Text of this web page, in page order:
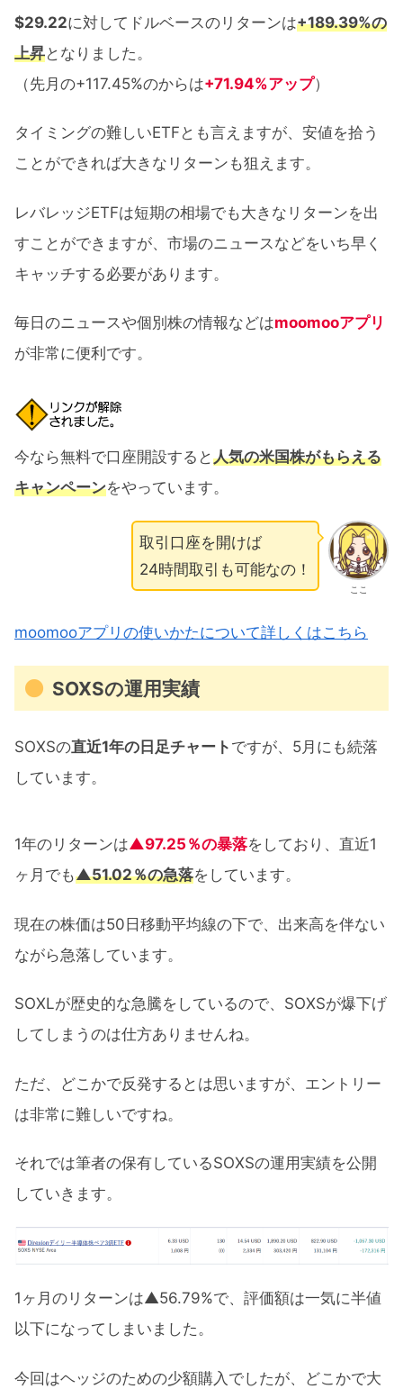
$29.22に対してドルベースのリターンは+189.39%の
上昇となりました。
（先月の+117.45%のからは+71.94%アップ）
タイミングの難しいETFとも言えますが、安値を拾う
ことができれば大きなリターンも狙えます。
レバレッジETFは短期の相場でも大きなリターンを出
すことができますが、市場のニュースなどをいち早く
キャッチする必要があります。
毎日のニュースや個別株の情報などはmoomooアプリ
が非常に便利です。
今なら無料で口座開設すると人気の米国株がもらえる
キャンペーンをやっています。
ここ
取引口座を開けば
24時間取引も可能なの！
moomooアプリの使いかたについて詳しくはこちら
SOXSの運用実績
SOXSの直近1年の日足チャート ですが、5月にも続落
しています。
1年のリターンは▲97.25％の暴落をしており、直近1
ヶ月でも▲51.02％の急落をしています。
現在の株価は50日移動平均線の下で、出来高を伴ない
ながら急落しています。
SOXLが歴史的な急騰をしているので、SOXSが爆下げ
してしまうのは仕方ありませんね。
ただ、どこかで反発するとは思いますが、エントリー
は非常に難しいですね。
それでは筆者の保有しているSOXSの運用実績を公開
していきます。
1ヶ月のリターンは▲56.79%で、評価額は一気に半値
以下になってしまいました。
今回はヘッジのための少額購入でしたが、どこかで大